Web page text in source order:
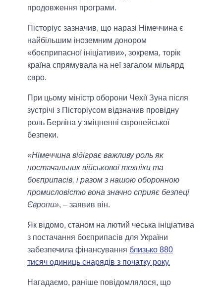
продовження програми.
Пісторіус зазначив, що наразі Німеччина є
найбільшим іноземним донором
«боєприпасної ініціативи», зокрема, торік
країна спрямувала на неї загалом мільярд
євро.
При цьому міністр оборони Чехії Зуна після
зустрічі з Пісторіусом відзначив провідну
роль Берліна у зміцненні європейської
безпеки.
«Німеччина відіграє важливу роль як
постачальник військової техніки та
боєприпасів, і разом з нашою оборонною
промисловістю вона значно сприяє безпеці
Європи», – заявив він.
Як відомо, станом на лютий чеська ініціатива
з постачання боєприпасів для України
забезпечила фінансування близько 880
тисяч одиниць снарядів з початку року.
Нагадаємо, раніше повідомлялося, що